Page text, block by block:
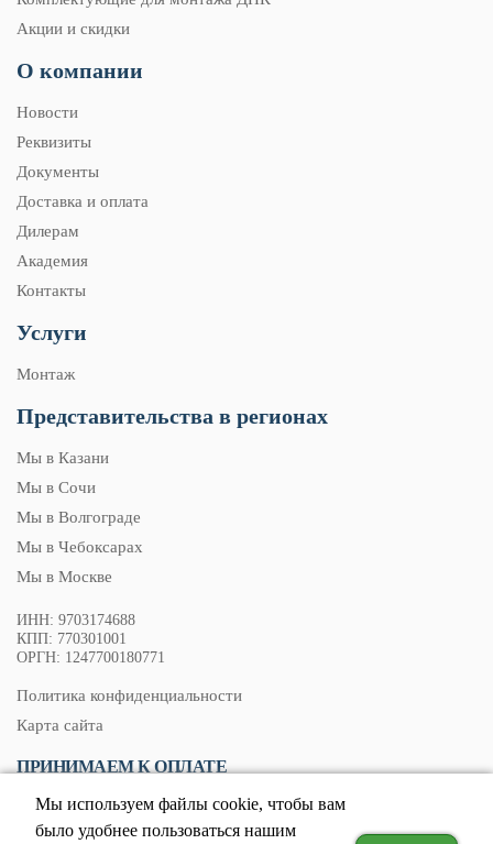
Акции и скидки
О компании
Новости
Реквизиты
Документы
Доставка и оплата
Дилерам
Академия
Контакты
Услуги
Монтаж
Представительства в регионах
Мы в Казани
Мы в Сочи
Мы в Волгограде
Мы в Чебоксарах
Мы в Москве
ИНН: 9703174688
КПП: 770301001
ОРГН: 1247700180771
Политика конфиденциальности
Карта сайта
ПРИНИМАЕМ К ОПЛАТЕ
Мы используем файлы cookie, чтобы вам
было удобнее пользоваться нашим